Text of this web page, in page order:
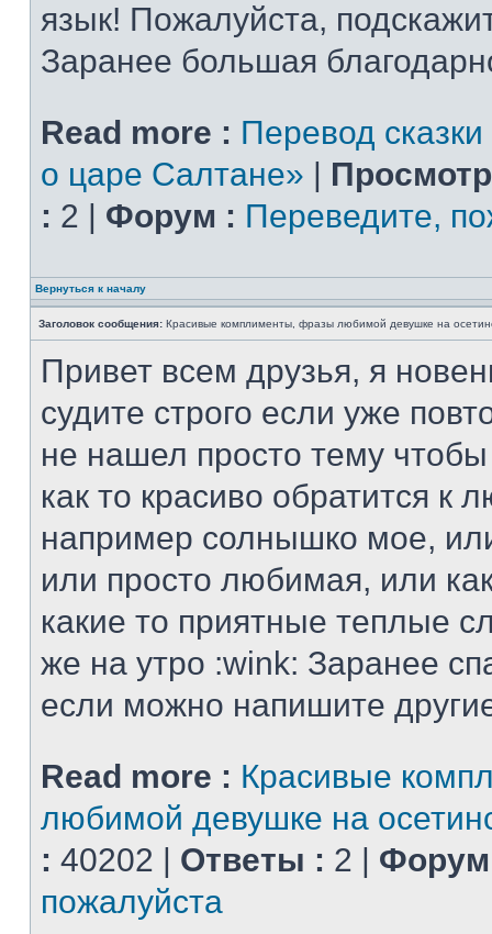
язык! Пожалуйста,
Заранее большая
Read more : Перевод
о царе Салтане» |
: 2 | Форум : Переведите,
Вернуться к началу
Заголовок сообщения: Красивые комплименты, фразы любимой девушке на
Привет всем друзья, я
судите строго если уже
не нашел просто тему
как то красиво обратится к
например солнышко мое,
или просто любимая, или
какие то приятные теплые
же на утро :wink: Заранее
если можно напишите
Read more : Красивые
любимой девушке на
: 40202 | Ответы : 2 |
пожалуйста